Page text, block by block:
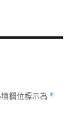
欄位標示為 *